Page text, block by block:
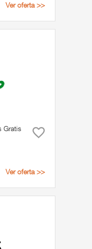
Ver oferta >>
Gratis
Ver oferta >>